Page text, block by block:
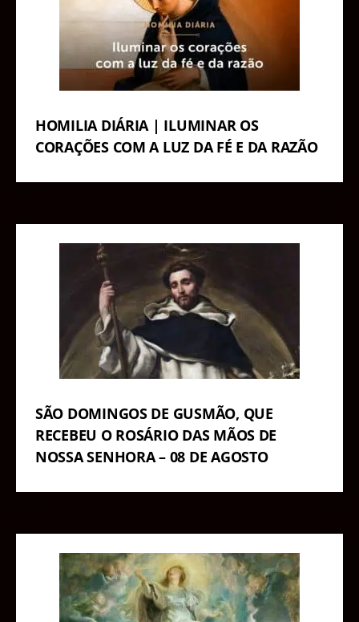
HOMILIA DIÁRIA | ILUMINAR OS
CORAÇÕES COM A LUZ DA FÉ E DA RAZÃO
SÃO DOMINGOS DE GUSMÃO, QUE
RECEBEU O ROSÁRIO DAS MÃOS DE
NOSSA SENHORA – 08 DE AGOSTO